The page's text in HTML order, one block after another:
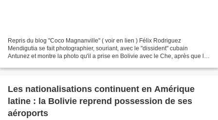
Repris du blog "Coco Magnanville" ( voir en lien ) Félix Rodriguez
Mendigutia se fait photographier, souriant, avec le "dissident" cubain
Antunez et montre la photo qu'il a prise en Bolivie avec le Che, après que le
Les nationalisations continuent en Amérique
latine : la Bolivie reprend possession de ses
aéroports